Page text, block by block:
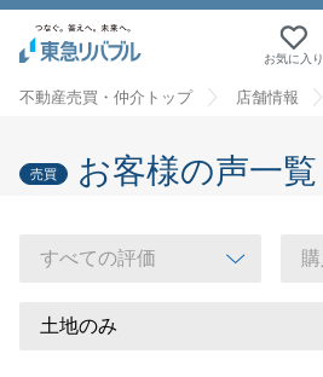
お気に入り
不動産売買・仲介トップ 店舗情報
売買 お客様の声一覧